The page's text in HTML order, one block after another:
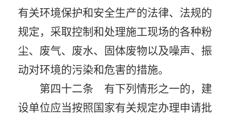
有关环境保护和安全生产的法律、法规的
规定，采取控制和处理施工现场的各种粉
尘、废气、废水、固体废物以及噪声、振
动对环境的污染和危害的措施。
第四十二条 有下列情形之一的，建
设单位应当按照国家有关规定办理申请批